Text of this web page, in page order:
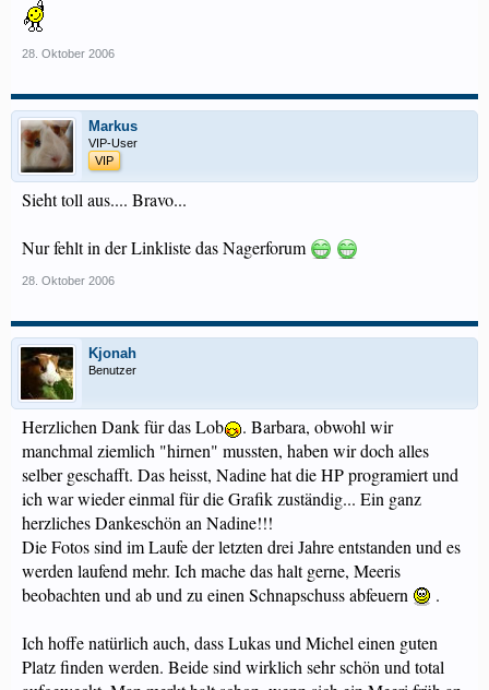
28. Oktober 2006
Markus
VIP-User
VIP
Sieht toll aus.... Bravo...
Nur fehlt in der Linkliste das Nagerforum
28. Oktober 2006
Kjonah
Benutzer
Herzlichen Dank für das Lob
. Barbara, obwohl wir
manchmal ziemlich "hirnen" mussten, haben wir doch alles
selber geschafft. Das heisst, Nadine hat die HP programiert und
ich war wieder einmal für die Grafik zuständig... Ein ganz
herzliches Dankeschön an Nadine!!!
Die Fotos sind im Laufe der letzten drei Jahre entstanden und es
werden laufend mehr. Ich mache das halt gerne, Meeris
beobachten und ab und zu einen Schnapschuss abfeuern
.
Ich hoffe natürlich auch, dass Lukas und Michel einen guten
Platz finden werden. Beide sind wirklich sehr schön und total